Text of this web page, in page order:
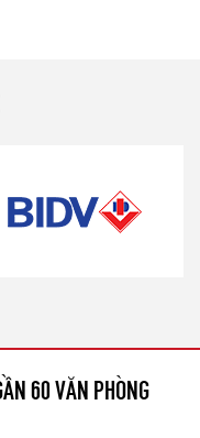
60 VĂN PHÒNG